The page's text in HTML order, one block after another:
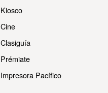
Kiosco
Cine
Clasiguía
Prémiate
Impresora Pacífico